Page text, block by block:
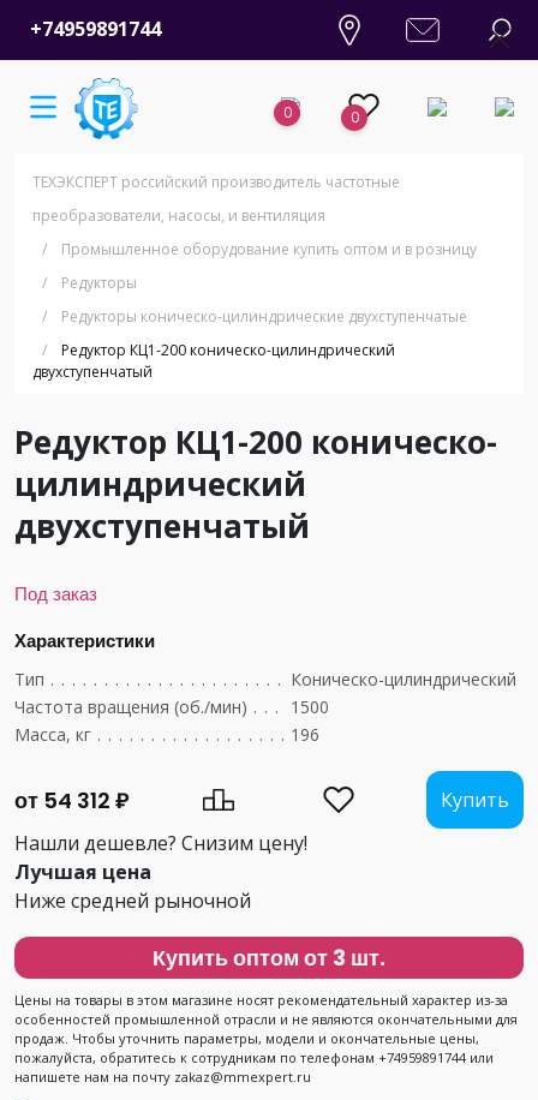
+74959891744
0 0
ТЕХЭКСПЕРТ российский производитель частотные
преобразователи, насосы, и вентиляция
/
Промышленное оборудование купить оптом и в розницу
/
Редукторы
/
Редукторы коническо-цилиндрические двухступенчатые
/
Редуктор КЦ1-200 коническо-цилиндрический
двухступенчатый
Редуктор КЦ1-200 коническо-
цилиндрический
двухступенчатый
Под заказ
Характеристики
Тип
Коническо-цилиндрический
Частота вращения (об./мин)
1500
Масса, кг
196
от 54 312 ₽
Купить
Нашли дешевле? Снизим цену!
Лучшая цена
Ниже средней рыночной
Купить оптом от 3 шт.
Цены на товары в этом магазине носят рекомендательный характер из-за
особенностей промышленной отрасли и не являются окончательными для
продаж. Чтобы уточнить параметры, модели и окончательные цены,
пожалуйста, обратитесь к сотрудникам по телефонам +74959891744 или
напишете нам на почту zakaz@mmexpert.ru